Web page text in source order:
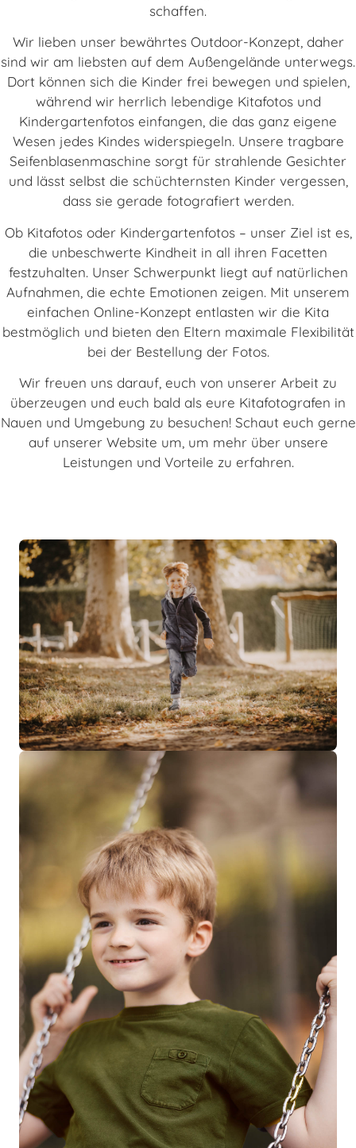
schaffen.
Wir lieben unser bewährtes Outdoor-Konzept, daher
sind wir am liebsten auf dem Außengelände unterwegs.
Dort können sich die Kinder frei bewegen und spielen,
während wir herrlich lebendige Kitafotos und
Kindergartenfotos einfangen, die das ganz eigene
Wesen jedes Kindes widerspiegeln. Unsere tragbare
Seifenblasenmaschine sorgt für strahlende Gesichter
und lässt selbst die schüchternsten Kinder vergessen,
dass sie gerade fotografiert werden.
Ob Kitafotos oder Kindergartenfotos – unser Ziel ist es,
die unbeschwerte Kindheit in all ihren Facetten
festzuhalten. Unser Schwerpunkt liegt auf natürlichen
Aufnahmen, die echte Emotionen zeigen. Mit unserem
einfachen Online-Konzept entlasten wir die Kita
bestmöglich und bieten den Eltern maximale Flexibilität
bei der Bestellung der Fotos.
Wir freuen uns darauf, euch von unserer Arbeit zu
überzeugen und euch bald als eure Kitafotografen in
Nauen und Umgebung zu besuchen! Schaut euch gerne
auf unserer Website um, um mehr über unsere
Leistungen und Vorteile zu erfahren.